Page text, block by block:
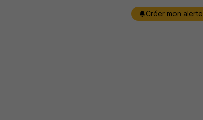
Créer mon alerte